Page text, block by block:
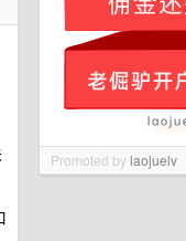
Promoted bylaojuelv